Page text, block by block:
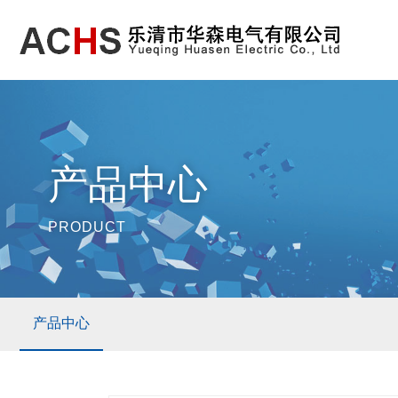
产品中心
PRODUCT
产品中心